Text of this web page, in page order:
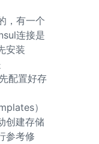
，有一个
连接是
安装
配置好存
）
创建存储
参考修